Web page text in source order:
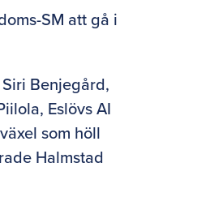
SM att gå i
Benjegård,
Eslövs AI
som höll
Halmstad